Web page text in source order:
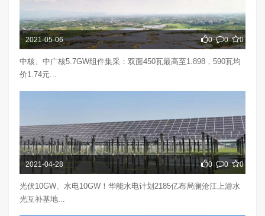
2021-05-06 0 0 0
中核、中广核5.7GW组件集采：双面450瓦最高至1.898，590瓦均
价1.74元...
2021-04-28 0 0 0
光伏10GW、水电10GW！华能水电计划2185亿布局澜沧江上游水
光互补基地...